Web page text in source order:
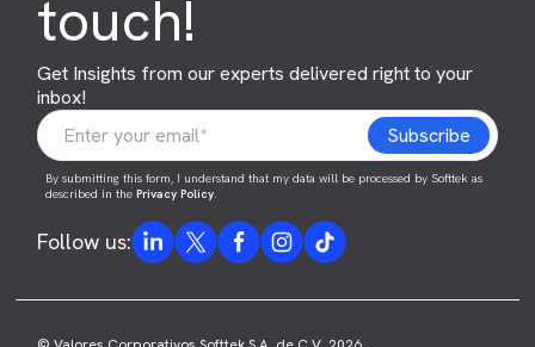
touch!
Get Insights from our experts delivered right to your
inbox!
By submitting this form, I understand that my data will be processed by Softtek as
described in thePrivacy Policy.
Follow us: